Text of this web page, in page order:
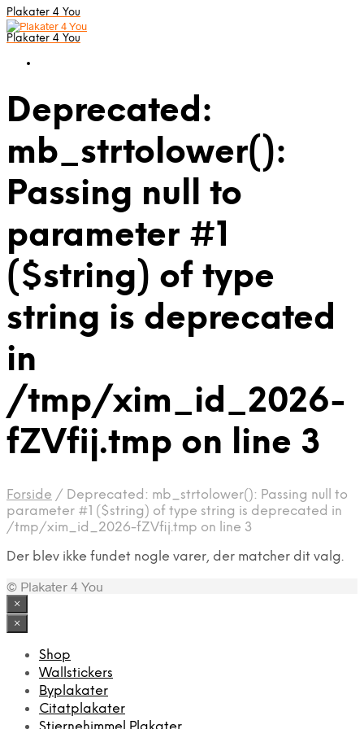
Plakater 4 You
Plakater 4 You
Deprecated:
mb_strtolower():
Passing null to
parameter #1
($string) of type
string is deprecated
in
/tmp/xim_id_2026-
fZVfij.tmp on line 3
Forside / Deprecated: mb_strtolower(): Passing null to
parameter #1 ($string) of type string is deprecated in
/tmp/xim_id_2026-fZVfij.tmp on line 3
Der blev ikke fundet nogle varer, der matcher dit valg.
© Plakater 4 You
×
×
Shop
Wallstickers
Byplakater
Citatplakater